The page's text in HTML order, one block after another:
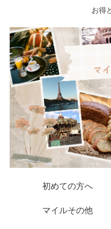
お得
初めての方へ
マイルその他